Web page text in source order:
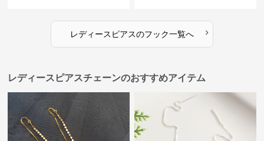
レディースピアスのフック一覧へ ›
レディースピアスチェーンのおすすめアイテム